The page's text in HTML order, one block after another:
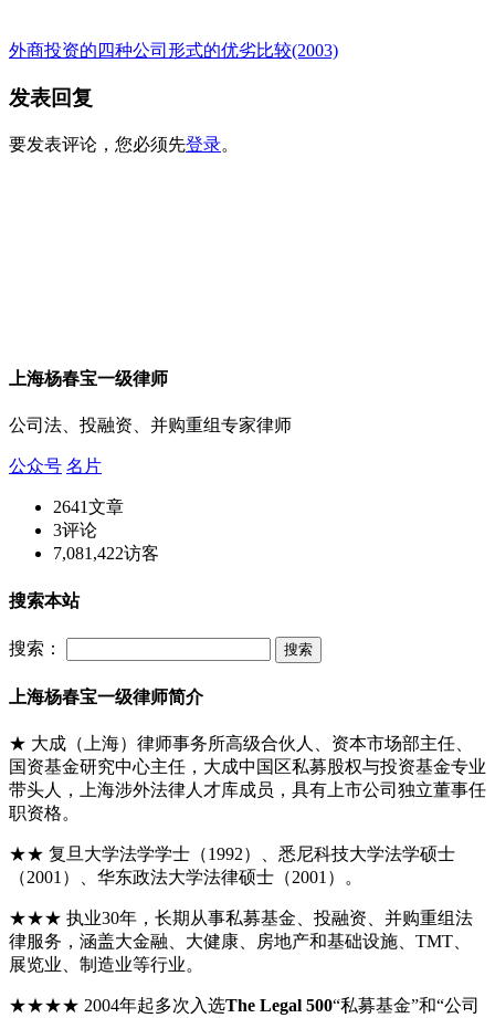
外商投资的四种公司形式的优劣比较(2003)
发表回复
要发表评论，您必须先登录。
上海杨春宝一级律师
公司法、投融资、并购重组专家律师
公众号 名片
2641文章
3评论
7,081,422访客
搜索本站
搜索：
上海杨春宝一级律师简介
★ 大成（上海）律师事务所高级合伙人、资本市场部主任、
国资基金研究中心主任，大成中国区私募股权与投资基金专业
带头人，上海涉外法律人才库成员，具有上市公司独立董事任
职资格。
★★ 复旦大学法学学士（1992）、悉尼科技大学法学硕士
（2001）、华东政法大学法律硕士（2001）。
★★★ 执业30年，长期从事私募基金、投融资、并购重组法
律服务，涵盖大金融、大健康、房地产和基础设施、TMT、
展览业、制造业等行业。
★★★★ 2004年起多次入选The Legal 500“私募基金”和“公司